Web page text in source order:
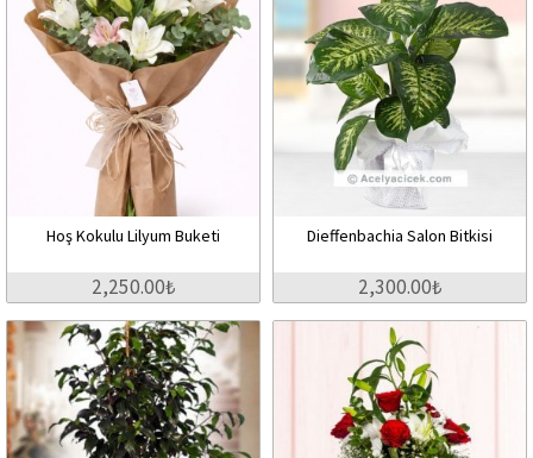
Hoş Kokulu Lilyum Buketi
2,250.00₺
Dieffenbachia Salon Bitkisi
2,300.00₺